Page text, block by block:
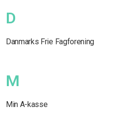
D
Danmarks Frie Fagforening
M
Min A-kasse